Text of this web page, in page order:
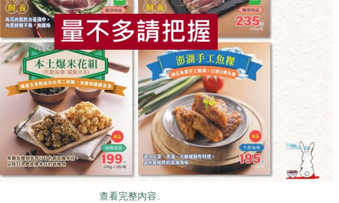
RPET 食譜 減硝酸鹽 雞蛋 食安 共同購買
查看完整內容..